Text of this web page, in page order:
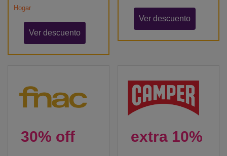
Hogar
Ver descuento
Ver descuento
30% off extra 10%